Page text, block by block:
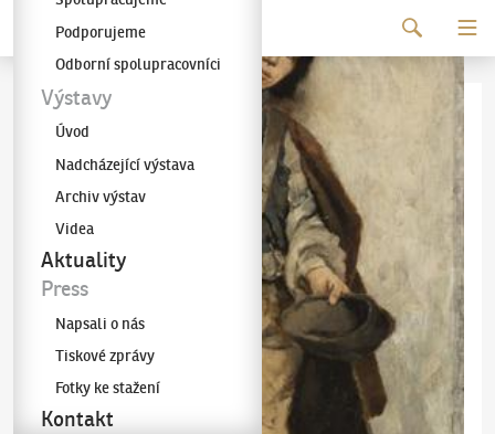
Galerie KODLPodporujeme
Odborní spolupracovníci
Výstavy
Úvod
Nadcházející výstava
Archiv výstav
Videa
Aktuality
Press
Napsali o nás
Tiskové zprávy
Fotky ke stažení
Kontakt